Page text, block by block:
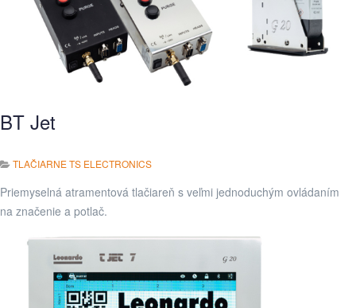
BT Jet
TLAČIARNE TS ELECTRONICS
Priemyselná atramentová tlačiareň s veľmi jednoduchým ovládaním
na značenie a potlač.